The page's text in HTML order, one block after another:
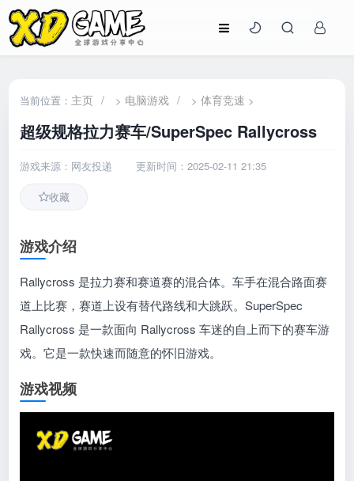
当前位置： 主页 / > 电脑游戏 / >体育竞速 >
超级规格拉力赛车/SuperSpec Rallycross
游戏来源：网友投递 更新时间：2025-02-11 21:35
收藏
游戏介绍
Rallycross 是拉力赛和赛道赛的混合体。车手在混合路面赛
道上比赛，赛道上设有替代路线和大跳跃。SuperSpec
Rallycross 是一款面向 Rallycross 车迷的自上而下的赛车游
戏。它是一款快速而随意的怀旧游戏。
游戏视频